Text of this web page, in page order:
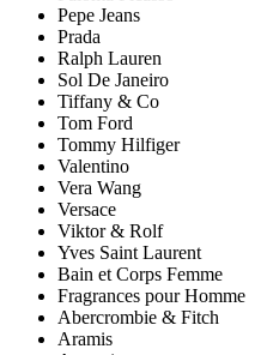
Pepe Jeans
Prada
Ralph Lauren
Sol De Janeiro
Tiffany & Co
Tom Ford
Tommy Hilfiger
Valentino
Vera Wang
Versace
Viktor & Rolf
Yves Saint Laurent
Bain et Corps Femme
Fragrances pour Homme
Abercrombie & Fitch
Aramis